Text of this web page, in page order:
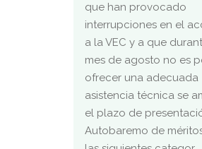
que han provocado
interrupciones en el
a la VEC y a que
mes de agosto no es
ofrecer una adecuada
asistencia técnica se
el plazo de
Autobaremo de